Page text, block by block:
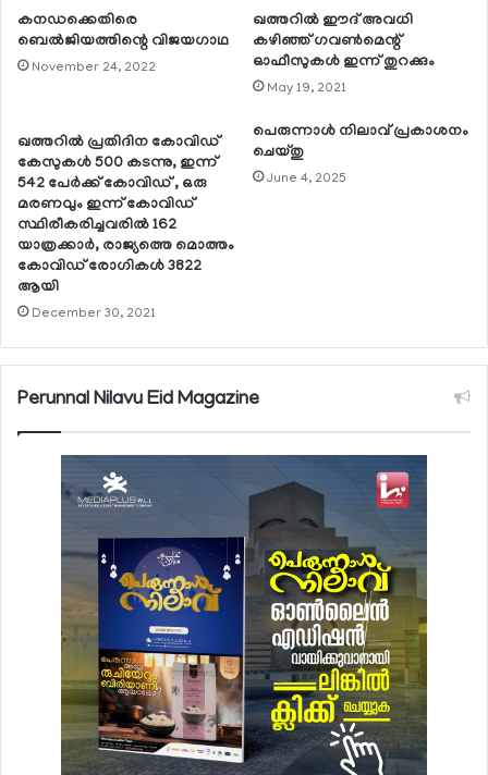
കനഡക്കെതിരെ
ബെല്‍ജിയത്തിന്റെ വിജയഗാഥ
November 24, 2022
ഖത്തറില്‍ ഈദ് അവധി
കഴിഞ്ഞ് ഗവണ്‍മെന്റ്
ഓഫീസുകള്‍ ഇന്ന് തുറക്കും
May 19, 2021
ഖത്തറില്‍ പ്രതിദിന കോവിഡ്
കേസുകള്‍ 500 കടന്നു, ഇന്ന്
542 പേര്‍ക്ക് കോവിഡ് , ഒരു
മരണവും ഇന്ന് കോവിഡ്
സ്ഥിരീകരിച്ചവരില്‍ 162
യാത്രക്കാര്‍, രാജ്യത്തെ മൊത്തം
കോവിഡ് രോഗികള്‍ 3822
ആയി
December 30, 2021
പെരുന്നാള്‍ നിലാവ് പ്രകാശനം
ചെയ്തു
June 4, 2025
Perunnal Nilavu Eid Magazine